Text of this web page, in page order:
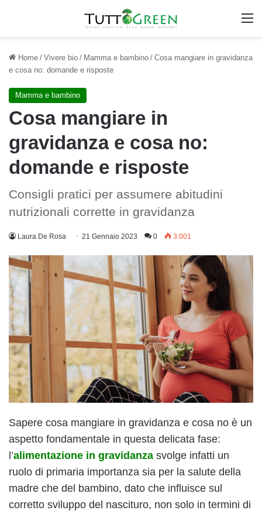
Home / Vivere bio / Mamma e bambino / Cosa mangiare in gravidanza
e cosa no: domande e risposte
Mamma e bambino
Cosa mangiare in
gravidanza e cosa no:
domande e risposte
Consigli pratici per assumere abitudini
nutrizionali corrette in gravidanza
Laura De Rosa 21 Gennaio 2023 0 3.001
Sapere cosa mangiare in gravidanza e cosa no è un
aspetto fondamentale in questa delicata fase:
l’alimentazione in gravidanza svolge infatti un
ruolo di primaria importanza sia per la salute della
madre che del bambino, dato che influisce sul
corretto sviluppo del nascituro, non solo in termini di